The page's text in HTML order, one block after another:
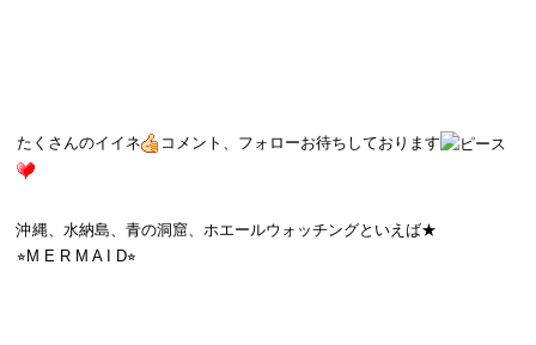
たくさんのイイネ コメント、フォローお待ちしております
沖縄、水納島、青の洞窟、ホエールウォッチングといえば★
⭐︎M E R M A I D⭐︎